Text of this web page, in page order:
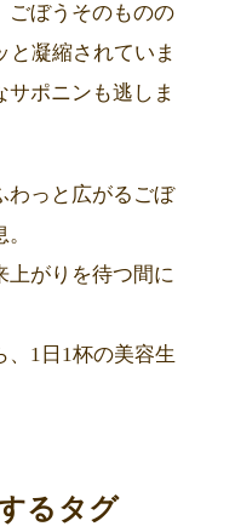
ごぼうそのものの
と凝縮されていま
ポニンも逃しま
わっと広がるごぼ
上がりを待つ間に
、1日1杯の美容生
るタグ